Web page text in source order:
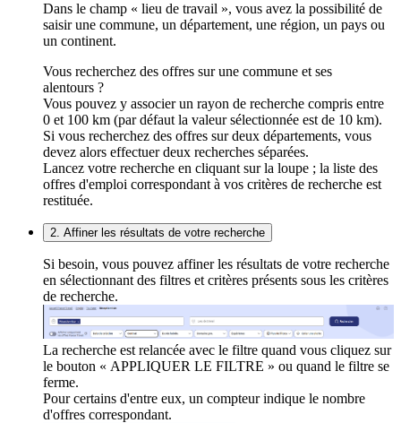
Dans le champ « lieu de travail », vous avez la possibilité de
saisir une commune, un département, une région, un pays ou
un continent.
Vous recherchez des offres sur une commune et ses
alentours ?
Vous pouvez y associer un rayon de recherche compris entre
0 et 100 km (par défaut la valeur sélectionnée est de 10 km).
Si vous recherchez des offres sur deux départements, vous
devez alors effectuer deux recherches séparées.
Lancez votre recherche en cliquant sur la loupe ; la liste des
offres d'emploi correspondant à vos critères de recherche est
restituée.
2. Affiner les résultats de votre recherche
Si besoin, vous pouvez affiner les résultats de votre recherche
en sélectionnant des filtres et critères présents sous les critères
de recherche.
La recherche est relancée avec le filtre quand vous cliquez sur
le bouton « APPLIQUER LE FILTRE » ou quand le filtre se
ferme.
Pour certains d'entre eux, un compteur indique le nombre
d'offres correspondant.